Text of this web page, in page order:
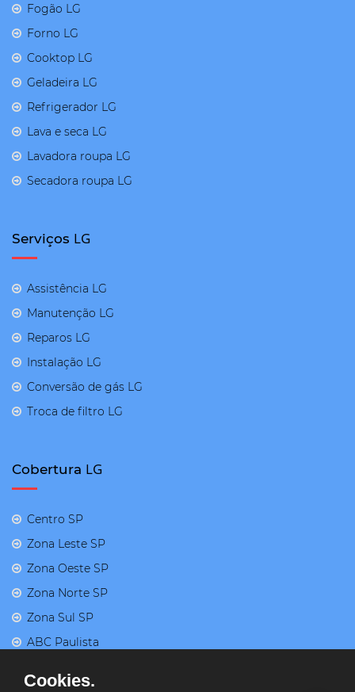
Fogão LG
Forno LG
Cooktop LG
Geladeira LG
Refrigerador LG
Lava e seca LG
Lavadora roupa LG
Secadora roupa LG
Serviços LG
Assistência LG
Manutenção LG
Reparos LG
Instalação LG
Conversão de gás LG
Troca de filtro LG
Cobertura LG
Centro SP
Zona Leste SP
Zona Oeste SP
Zona Norte SP
Zona Sul SP
ABC Paulista
Cookies.